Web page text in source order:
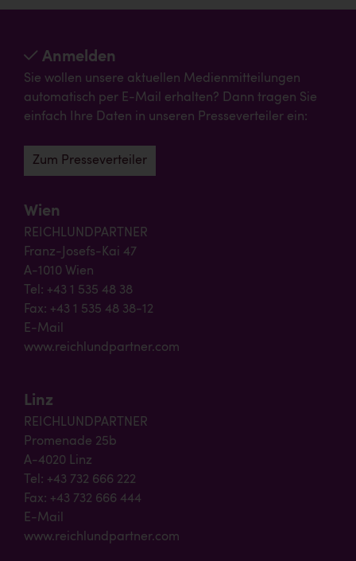
Anmelden
Sie wollen unsere aktuellen Medienmitteilungen
automatisch per E-Mail erhalten? Dann tragen Sie
einfach Ihre Daten in unseren Presseverteiler ein:
Zum Presseverteiler
Wien
REICHLUNDPARTNER
Franz-Josefs-Kai 47
A-1010 Wien
Tel: +43 1 535 48 38
Fax: +43 1 535 48 38-12
E-Mail
www.reichlundpartner.com
Linz
REICHLUNDPARTNER
Promenade 25b
A-4020 Linz
Tel: +43 732 666 222
Fax: +43 732 666 444
E-Mail
www.reichlundpartner.com